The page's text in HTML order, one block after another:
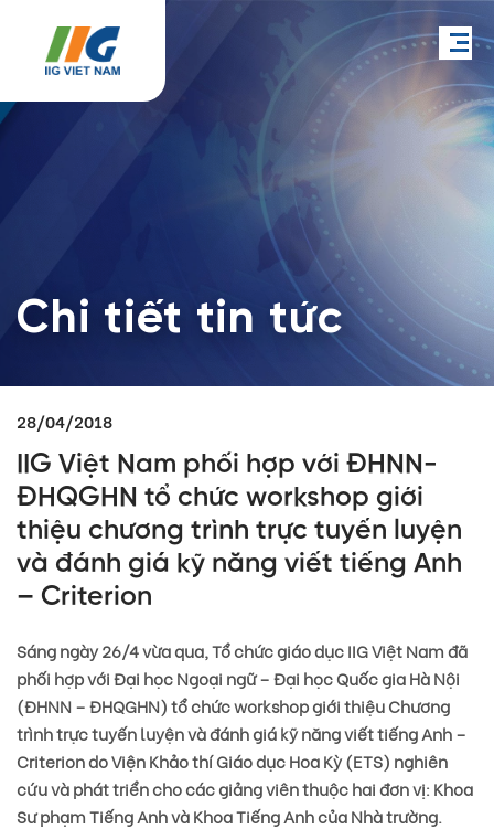
Chi tiết tin tức
28/04/2018
IIG Việt Nam phối hợp với ĐHNN-
ĐHQGHN tổ chức workshop giới
thiệu chương trình trực tuyến luyện
và đánh giá kỹ năng viết tiếng Anh
– Criterion
Sáng ngày 26/4 vừa qua, Tổ chức giáo dục IIG Việt Nam đã
phối hợp với Đại học Ngoại ngữ – Đại học Quốc gia Hà Nội
(ĐHNN – ĐHQGHN) tổ chức workshop giới thiệu Chương
trình trực tuyến luyện và đánh giá kỹ năng viết tiếng Anh –
Criterion do Viện Khảo thí Giáo dục Hoa Kỳ (ETS) nghiên
cứu và phát triển cho các giảng viên thuộc hai đơn vị: Khoa
Sư phạm Tiếng Anh và Khoa Tiếng Anh của Nhà trường.